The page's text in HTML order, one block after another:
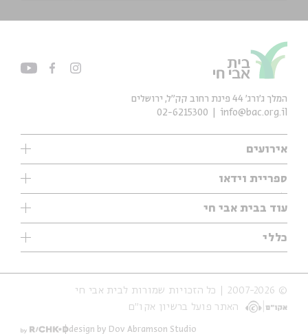
אירועים
עיון
אנגלית
נוער
סדרות
אירועי עבר
אירועים בירושלים
ספריית וידאו
ילדים
מוזיקה
עיון
מיוחדים
עוד בבית אבי חי
תערוכות
מיוחדים
כללי
אודות
הצהרת נגישות
תנאי שימוש והצהרת פרטיות
המלך ג'ורג' 44 פינת רחוב קק״ל, ירושלים
info@bac.org.il
02-6215300
© 2007-2026 | כל הזכויות שמורות לבית אבי חי
האתר פועל ברשיון אקו״ם
design by Dov Abramson Studio